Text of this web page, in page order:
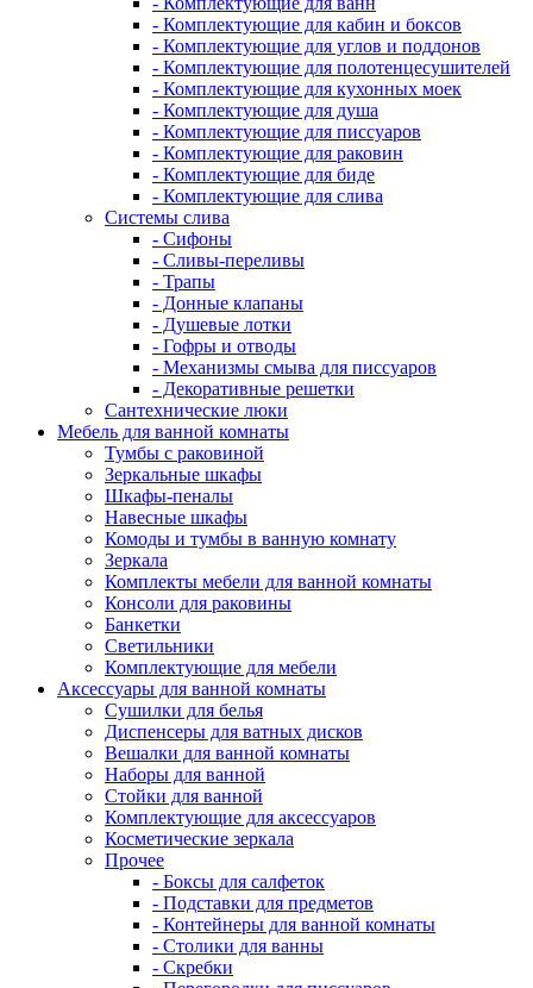
- Комплектующие для кабин и боксов
- Комплектующие для углов и поддонов
- Комплектующие для полотенцесушителей
- Комплектующие для кухонных моек
- Комплектующие для душа
- Комплектующие для писсуаров
- Комплектующие для раковин
- Комплектующие для биде
- Комплектующие для слива
Системы слива
- Сифоны
- Сливы-переливы
- Трапы
- Донные клапаны
- Душевые лотки
- Гофры и отводы
- Механизмы смыва для писсуаров
- Декоративные решетки
Сантехнические люки
Мебель для ванной комнаты
Тумбы с раковиной
Зеркальные шкафы
Шкафы-пеналы
Навесные шкафы
Комоды и тумбы в ванную комнату
Зеркала
Комплекты мебели для ванной комнаты
Консоли для раковины
Банкетки
Светильники
Комплектующие для мебели
Аксессуары для ванной комнаты
Сушилки для белья
Диспенсеры для ватных дисков
Вешалки для ванной комнаты
Наборы для ванной
Стойки для ванной
Комплектующие для аксессуаров
Косметические зеркала
Прочее
- Боксы для салфеток
- Подставки для предметов
- Контейнеры для ванной комнаты
- Столики для ванны
- Скребки